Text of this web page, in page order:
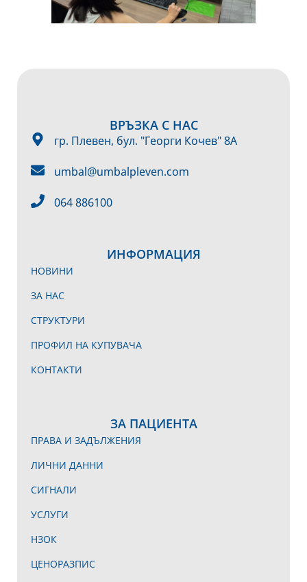
ИНФОРМАЦИЯ
НОВИНИ
ЗА НАС
СТРУКТУРИ
ПРОФИЛ НА КУПУВАЧА
КОНТАКТИ
ЗА ПАЦИЕНТА
ПРАВА И ЗАДЪЛЖЕНИЯ
ЛИЧНИ ДАННИ
СИГНАЛИ
УСЛУГИ
НЗОК
ЦЕНОРАЗПИС
ВРЪЗКА С НАС
гр. Плевен, бул. "Георги Кочев" 8А
umbal@umbalpleven.com
064 886100